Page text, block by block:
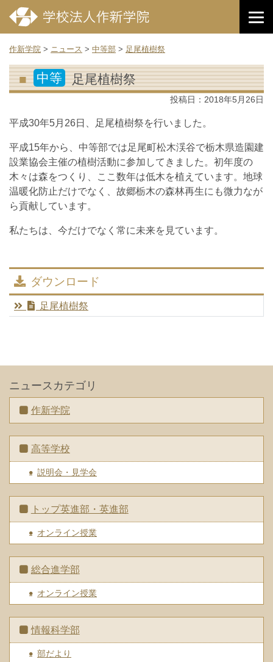
作新学院 > ニュース > 中等部 > 足尾植樹祭
中等 足尾植樹祭
投稿日： 2018年5月26日
平成30年5月26日、足尾植樹祭を行いました。
平成15年から、中等部では足尾町松木渓谷で栃木県造園建
設業協会主催の植樹活動に参加してきました。初年度の
木々は森をつくり、ここ数年は低木を植えています。地球
温暖化防止だけでなく、故郷栃木の森林再生にも微力なが
ら貢献しています。
私たちは、今だけでなく常に未来を見ています。
ダウンロード
足尾植樹祭
ニュースカテゴリ
作新学院
高等学校
説明会・見学会
トップ英進部・英進部
オンライン授業
総合進学部
オンライン授業
情報科学部
部だより